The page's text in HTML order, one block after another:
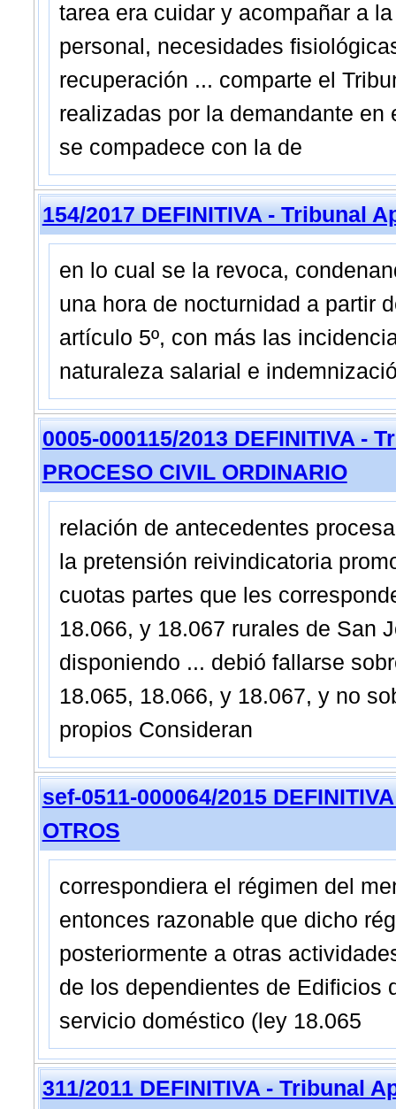
tarea era cuidar y acompañar a
personal, necesidades
recuperación ... comparte el
realizadas por la demandante
se compadece con la de
154/2017 DEFINITIVA - Tribunal
en lo cual se la revoca,
una hora de nocturnidad a partir
artículo 5º, con más las
naturaleza salarial e
0005-000115/2013 DEFINITIVA -
PROCESO CIVIL ORDINARIO
relación de antecedentes
la pretensión reivindicatoria
cuotas partes que les
18.066, y 18.067 rurales de San
disponiendo ... debió fallarse
18.065, 18.066, y 18.067, y no
propios Consideran
sef-0511-000064/2015
OTROS
correspondiera el régimen del
entonces razonable que dicho
posteriormente a otras
de los dependientes de Edificios
servicio doméstico (ley 18.065
311/2011 DEFINITIVA - Tribunal